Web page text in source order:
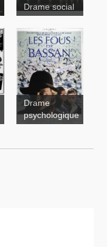
Drame social
Drame
psychologique